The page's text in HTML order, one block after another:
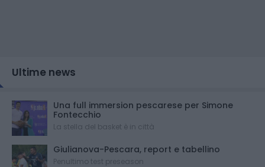
Ultime news
Una full immersion pescarese per Simone
Fontecchio
La stella del basket è in città
Giulianova-Pescara, report e tabellino
Penultimo test preseason